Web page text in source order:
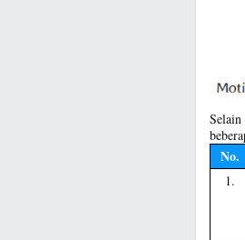
No.
1.